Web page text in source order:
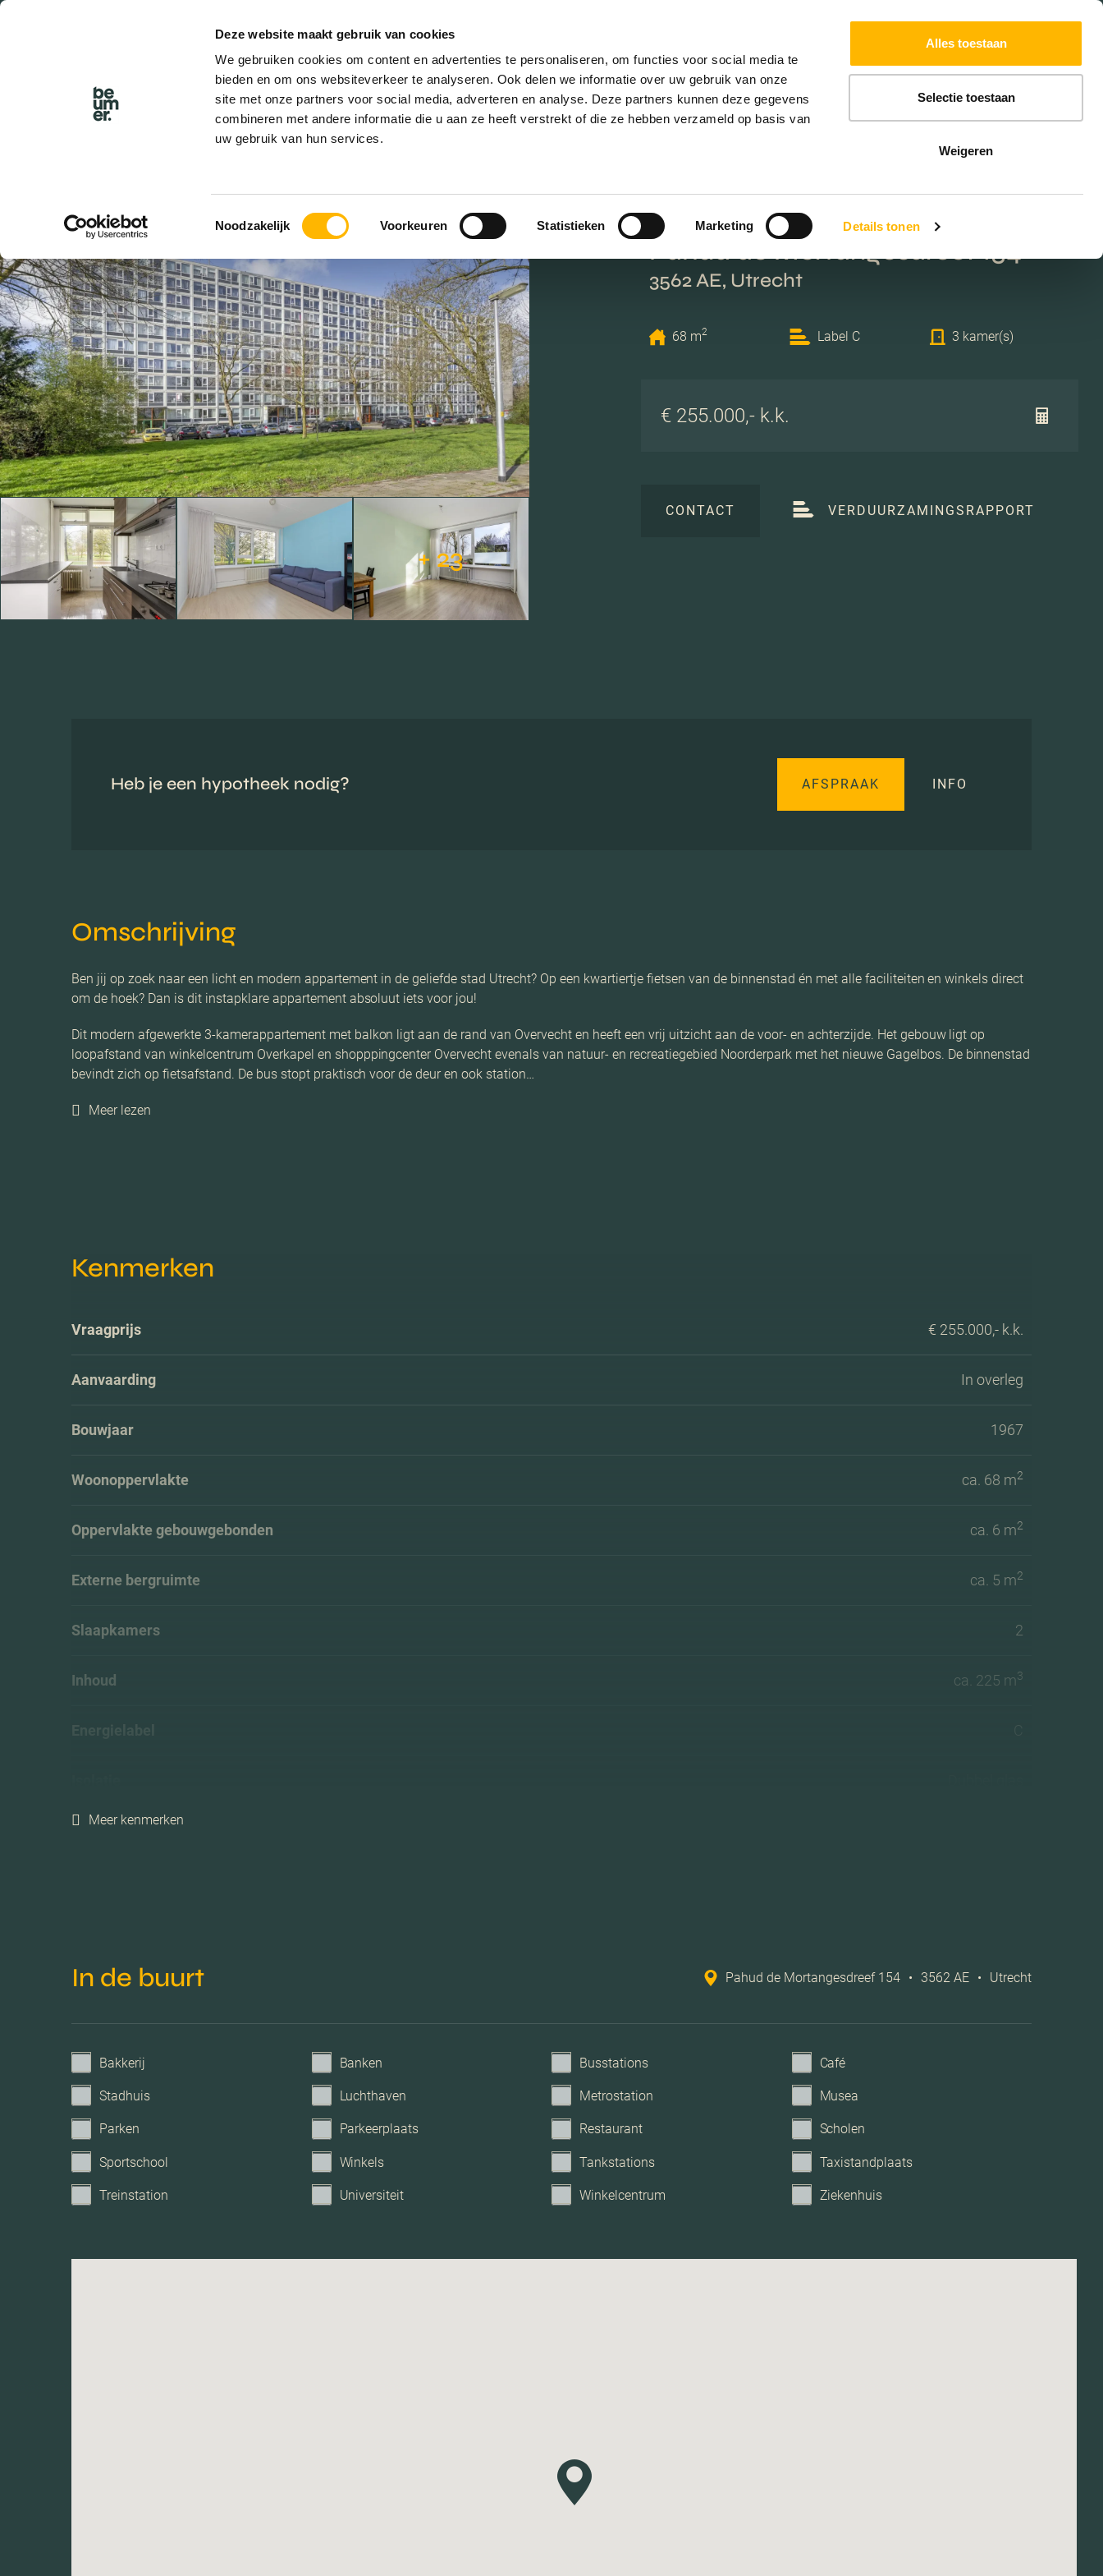
Deze website maakt gebruik van cookies
We gebruiken cookies om content en advertenties te personaliseren, om functies voor social media te
bieden en om ons websiteverkeer te analyseren. Ook delen we informatie over uw gebruik van onze
site met onze partners voor social media, adverteren en analyse. Deze partners kunnen deze gegevens
combineren met andere informatie die u aan ze heeft verstrekt of die ze hebben verzameld op basis van
uw gebruik van hun services.
Toestemmingsselectie
Noodzakelijk Voorkeuren Statistieken Marketing Details tonen
Alles toestaan
Selectie toestaan
Weigeren
EXTRA DIENSTEN
+ 23
Pahud de Mortangesdreef 154
3562 AE, Utrecht
68 m2 Label C 3 kamer(s)
€ 255.000,- k.k.
CONTACT VERDUURZAMINGSRAPPORT
Heb je een hypotheek nodig? AFSPRAAK INFO
Omschrijving
Ben jij op zoek naar een licht en modern appartement in de geliefde stad Utrecht? Op een kwartiertje fietsen van de binnenstad én met alle faciliteiten en winkels direct
om de hoek? Dan is dit instapklare appartement absoluut iets voor jou!
Dit modern afgewerkte 3-kamerappartement met balkon ligt aan de rand van Overvecht en heeft een vrij uitzicht aan de voor- en achterzijde. Het gebouw ligt op
loopafstand van winkelcentrum Overkapel en shopppingcenter Overvecht evenals van natuur- en recreatiegebied Noorderpark met het nieuwe Gagelbos. De binnenstad
bevindt zich op fietsafstand. De bus stopt praktisch voor de deur en ook station…
Meer lezen
Kenmerken
Vraagprijs € 255.000,- k.k.
Aanvaarding In overleg
Bouwjaar 1967
Woonoppervlakte ca. 68 m2
Oppervlakte gebouwgebonden ca. 6 m2
Externe bergruimte ca. 5 m2
Slaapkamers 2
Inhoud ca. 225 m3
Energielabel
Verwarming
Meer kenmerken
In de buurt Pahud de Mortangesdreef 154 • 3562 AE • Utrecht
Bakkerij Banken Busstations Café
Stadhuis Luchthaven Metrostation Musea
Parken Parkeerplaats Restaurant Scholen
Sportschool Winkels Tankstations Taxistandplaats
Treinstation Universiteit Winkelcentrum Ziekenhuis